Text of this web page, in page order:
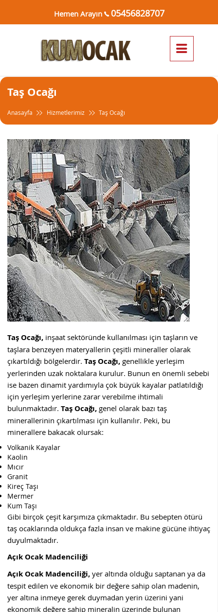
Hemen Arayın 05456828707
Taş Ocağı
Anasayfa Hizmetlerimiz Taş Ocağı
Taş Ocağı, inşaat sektöründe kullanılması için taşların ve
taşlara benzeyen materyallerin çeşitli mineraller olarak
çıkartıldığı bölgelerdir. Taş Ocağı, genellikle yerleşim
yerlerinden uzak noktalara kurulur. Bunun en önemli sebebi
ise bazen dinamit yardımıyla çok büyük kayalar patlatıldığı
için yerleşim yerlerine zarar verebilme ihtimali
bulunmaktadır. Taş Ocağı, genel olarak bazı taş
minerallerinin çıkartılması için kullanılır. Peki, bu
minerallere bakacak olursak:
Volkanik Kayalar
Kaolin
Mıcır
Granit
Kireç Taşı
Mermer
Kum Taşı
Gibi birçok çeşit karşımıza çıkmaktadır. Bu sebepten ötürü
taş ocaklarında oldukça fazla insan ve makine gücüne ihtiyaç
duyulmaktadır.
Açık Ocak Madenciliği
Açık Ocak Madenciliği, yer altında olduğu saptanan ya da
tespit edilen ve ekonomik bir değere sahip olan madenin,
yer altına inmeye gerek duymadan yerin üzerini yani
ekonomik değere sahip mineralin üzerinde bulunan